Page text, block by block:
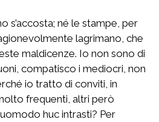
s’accosta; né le stampe, per
lagrimano, che
maldicenze. Io non sono di
compatisco i mediocri, non
io tratto di conviti, in
frequenti, altri però
huc intrasti? Per